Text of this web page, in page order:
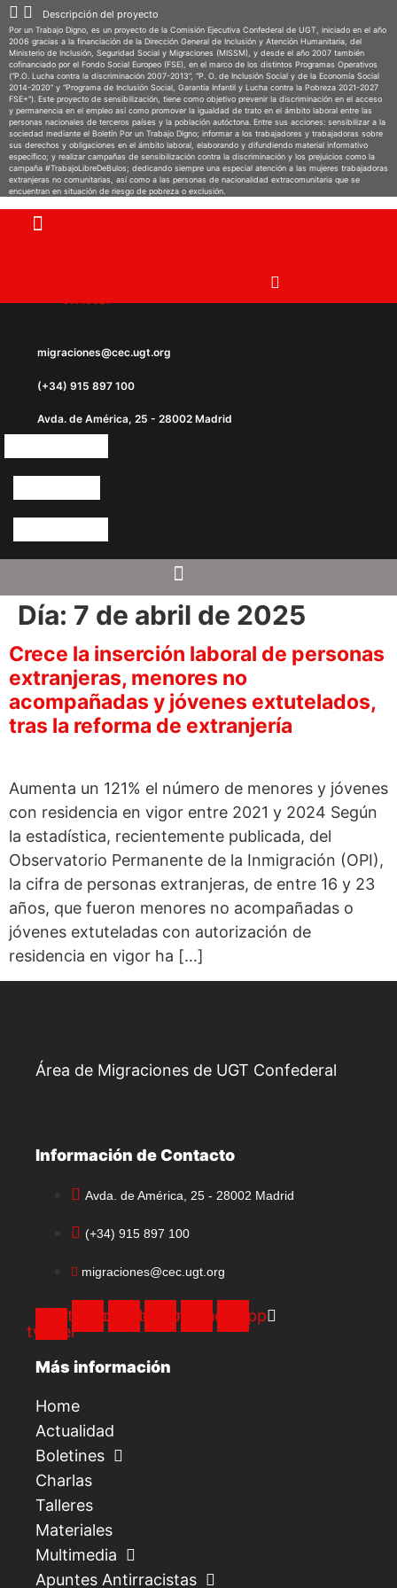
Ir
al
contenido
Descripción del proyecto
Por un Trabajo Digno, es un proyecto de la Comisión Ejecutiva Confederal de UGT, iniciado en el año
2006 gracias a la financiación de la Dirección General de Inclusión y Atención Humanitaria, del
Ministerio de Inclusión, Seguridad Social y Migraciones (MISSM), y desde el año 2007 también
cofinanciado por el Fondo Social Europeo (FSE), en el marco de los distintos Programas Operativos
(“P.O. Lucha contra la discriminación 2007-2013”, “P. O. de Inclusión Social y de la Economía Social
2014-2020” y “Programa de Inclusión Social, Garantía Infantil y Lucha contra la Pobreza 2021-2027
FSE+”). Este proyecto de sensibilización, tiene como objetivo prevenir la discriminación en el acceso
y permanencia en el empleo así como promover la igualdad de trato en el ámbito laboral entre las
personas nacionales de terceros países y la población autóctona. Entre sus acciones: sensibilizar a la
sociedad mediante el Boletín Por un Trabajo Digno; informar a los trabajadores y trabajadoras sobre
sus derechos y obligaciones en el ámbito laboral, elaborando y difundiendo material informativo
específico; y realizar campañas de sensibilización contra la discriminación y los prejuicios como la
campaña #TrabajoLibreDeBulos; dedicando siempre una especial atención a las mujeres trabajadoras
extranjeras no comunitarias, así como a las personas de nacionalidad extracomunitaria que se
encuentran en situación de riesgo de pobreza o exclusión.
migraciones@cec.ugt.org
(+34) 915 897 100
Avda. de América, 25 - 28002 Madrid
Día: 7 de abril de 2025
Crece la inserción laboral de personas
extranjeras, menores no
acompañadas y jóvenes extutelados,
tras la reforma de extranjería
Aumenta un 121% el número de menores y jóvenes
con residencia en vigor entre 2021 y 2024 Según
la estadística, recientemente publicada, del
Observatorio Permanente de la Inmigración (OPI),
la cifra de personas extranjeras, de entre 16 y 23
años, que fueron menores no acompañadas o
jóvenes extuteladas con autorización de
residencia en vigor ha […]
Área de Migraciones de UGT Confederal
Información de Contacto
Avda. de América, 25 - 28002 Madrid
(+34) 915 897 100
migraciones@cec.ugt.org
twitter
InstagramFacebookTelegramYoutubeWhatsapp
Más información
Home
Actualidad
Boletines
Charlas
Talleres
Materiales
Multimedia
Apuntes Antirracistas